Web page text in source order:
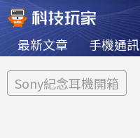
最新文章 手機通訊
Sony紀念耳機開箱